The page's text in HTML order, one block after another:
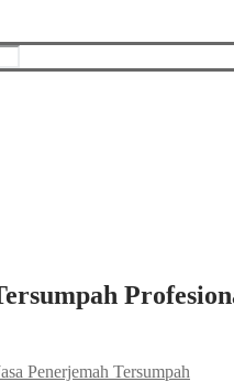
Penerjemah Tersumpah